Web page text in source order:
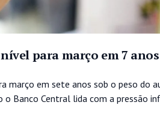
para março em 7 anos
março em sete anos sob o peso do
Banco Central lida com a pressão